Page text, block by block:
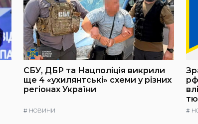
СБУ, ДБР та Нацполіція викрили
ще 4 «ухилянтські» схеми у різних
регіонах України
# НОВИНИ #